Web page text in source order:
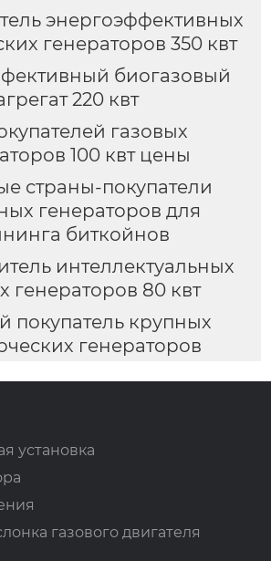
энергоэффективных
генераторов 350 квт
биогазовый
220 квт
газовых
100 квт цены
страны-покупатели
генераторов для
биткойнов
интеллектуальных
генераторов 80 квт
покупатель крупных
генераторов
установка
газового двигателя